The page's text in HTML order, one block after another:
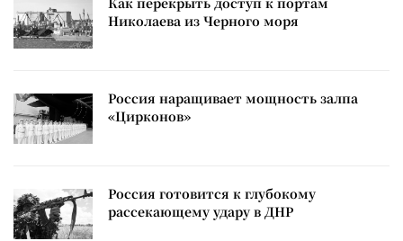
Николаева из Черного моря
Россия наращивает мощность залпа
«Цирконов»
Россия готовится к глубокому
рассекающему удару в ДНР